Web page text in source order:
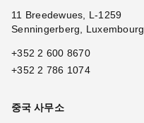
11 Breedewues, L-1259
Senningerberg, Luxembourg
+352 2 600 8670
+352 2 786 1074
중국 사무소